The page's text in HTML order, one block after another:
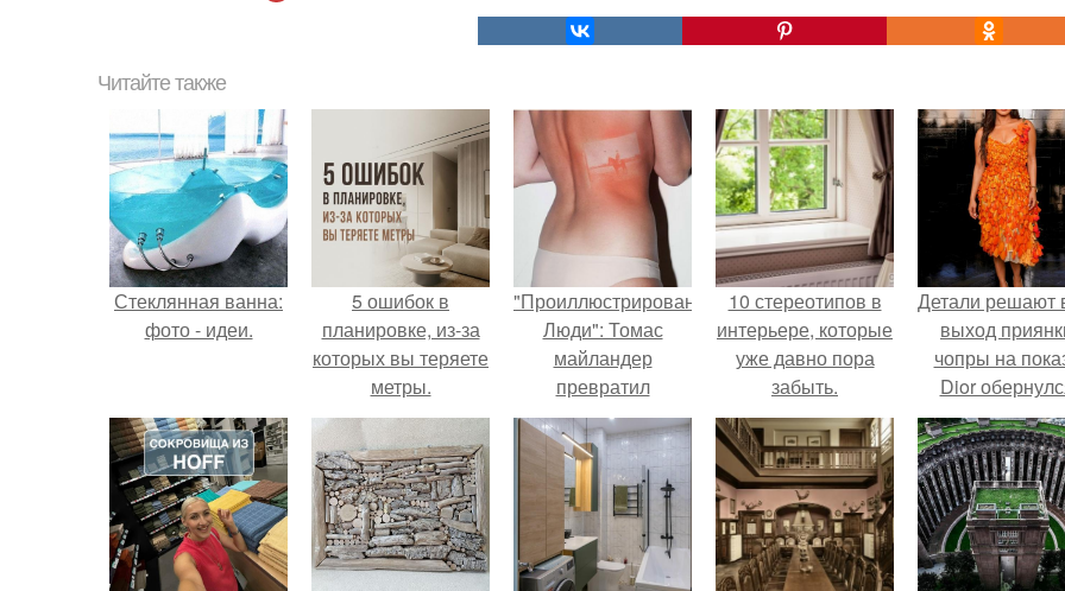
Читайте также
Стеклянная ванна:
фото - идеи.
5 ошибок в
планировке, из-за
которых вы теряете
метры.
"Проиллюстрированные
Люди": Томас
майландер
превратил
солнечные ожоги в
арт - объект.
10 стереотипов в
интерьере, которые
уже давно пора
забыть.
Детали решают
выход
чопры на
Dior
шквалом
из-за
пошива.